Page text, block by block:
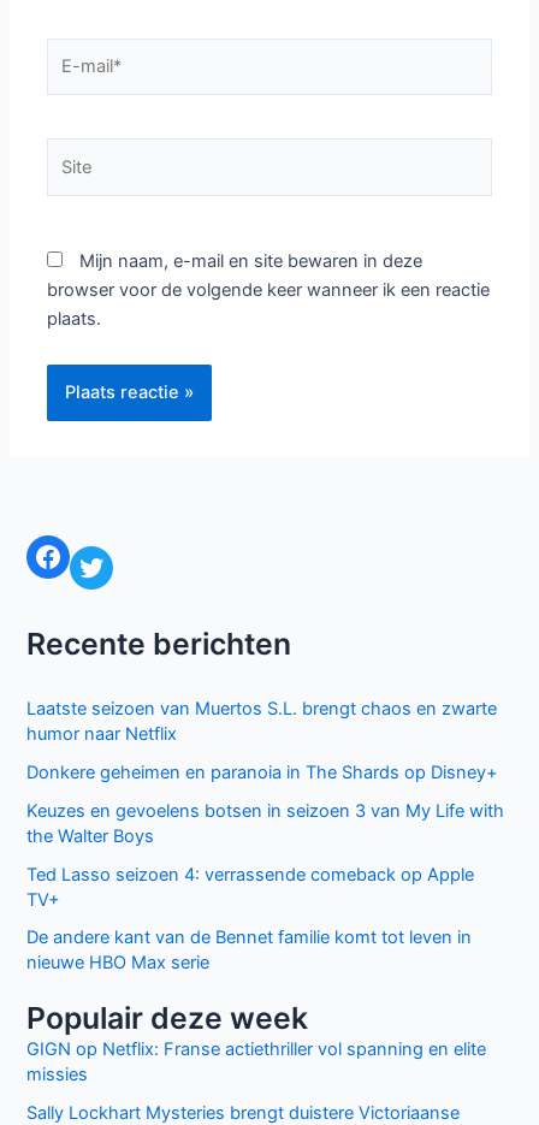
Mijn naam, e-mail en site bewaren in deze
browser voor de volgende keer wanneer ik een reactie
plaats.
Facebook Twitter
Recente berichten
Laatste seizoen van Muertos S.L. brengt chaos en zwarte
humor naar Netflix
Donkere geheimen en paranoia in The Shards op Disney+
Keuzes en gevoelens botsen in seizoen 3 van My Life with
the Walter Boys
Ted Lasso seizoen 4: verrassende comeback op Apple
TV+
De andere kant van de Bennet familie komt tot leven in
nieuwe HBO Max serie
Populair deze week
GIGN op Netflix: Franse actiethriller vol spanning en elite
missies
Sally Lockhart Mysteries brengt duistere Victoriaanse